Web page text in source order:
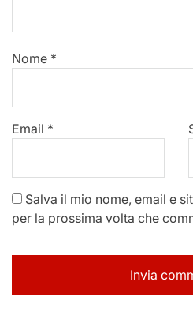
Nome *
Email *
Salva il mio nome, email e
per la prossima volta che